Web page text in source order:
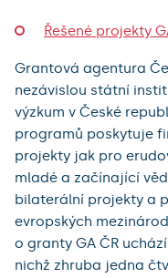
Řešené projekty
Grantová agentura
nezávislou státní
výzkum v České
programů poskytuje
projekty jak pro
mladé a začínající
bilaterální projekty a
evropských
o granty GA ČR
nichž zhruba jedna